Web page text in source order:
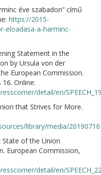
éve szabadon” című
https://2015-
eloadasa-a-harminc-
Statement in the
by Ursula von der
European Commission.
Online:
detail/en/
that Strives for More.
library/media/
State of the Union
European Commission,
detail/en/